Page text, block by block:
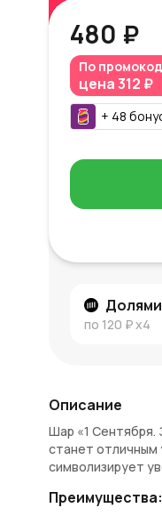
480 ₽
По
цена312 ₽
+ 48
Долями
по 120 ₽x4
Описание
Шар «1 Сентября.
станет отличным
символизирует
Преимущества: